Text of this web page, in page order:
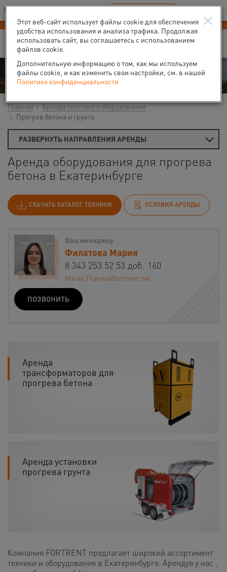
Ваш город:Екатеринбург
В Вашем регионе нет наших офисов RU EN
Аренда
Главная
Аренда теплового оборудования
Прогрев бетона и грунта
РАЗВЕРНУТЬ НАПРАВЛЕНИЯ АРЕНДЫ
Аренда оборудования для прогрева
бетона в Екатеринбурге
СКАЧАТЬ КАТАЛОГ ТЕХНИКИ УСЛОВИЯ АРЕНДЫ
Ваш менеджер
Филатова Мария
8 343 253 52 53 доб. 160
Mariia.Filatova@fortrent.net
ПОЗВОНИТЬ
Аренда
трансформаторов для
прогрева бетона
Аренда установки
прогрева грунта
Компания FORTRENT предлагает широкий ассортимент
техники и оборудования в Екатеринбурге. Арендуя у нас ,
×
Этот веб-сайт использует файлы cookie для обеспечения
удобства использования и анализа трафика. Продолжая
использовать сайт, вы соглашаетесь с использованием
файлов cookie.
Дополнительную информацию о том, как мы используем
файлы cookie, и как изменить свои настройки, см. в нашей
Политике конфиденциальности